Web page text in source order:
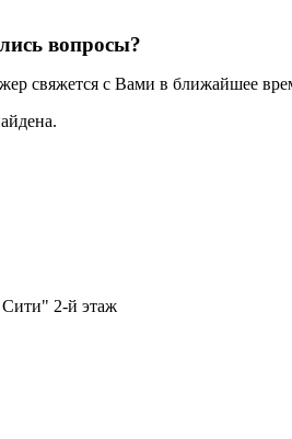
вопросы?
свяжется с Вами в ближайшее
Сити" 2-й этаж